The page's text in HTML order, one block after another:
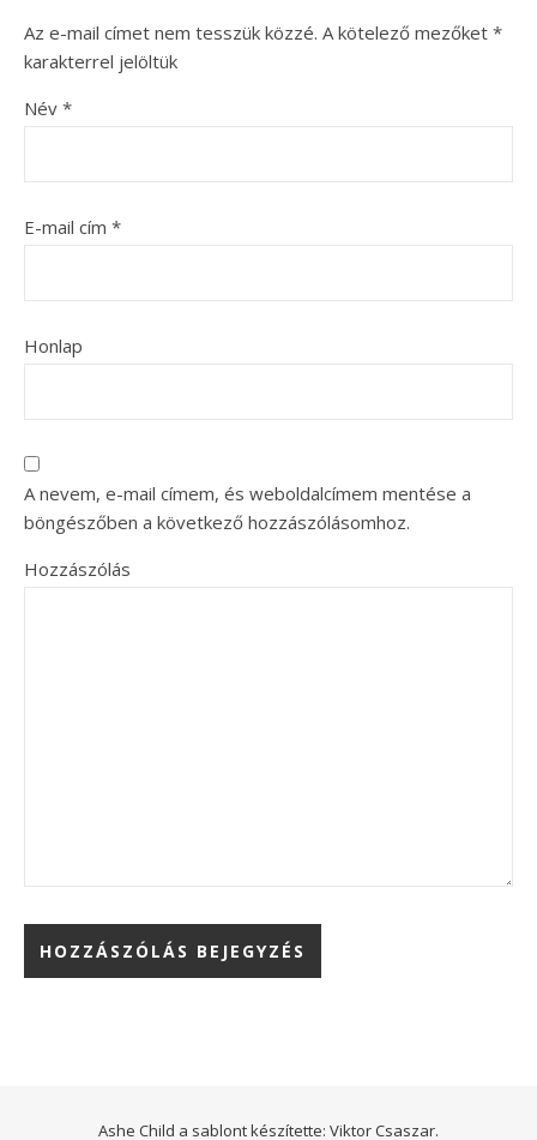
Az e-mail címet nem tesszük közzé. A kötelező mezőket *
karakterrel jelöltük
Név *
E-mail cím *
Honlap
A nevem, e-mail címem, és weboldalcímem mentése a
böngészőben a következő hozzászólásomhoz.
Hozzászólás
Ashe Child a sablont készítette: Viktor Csaszar.